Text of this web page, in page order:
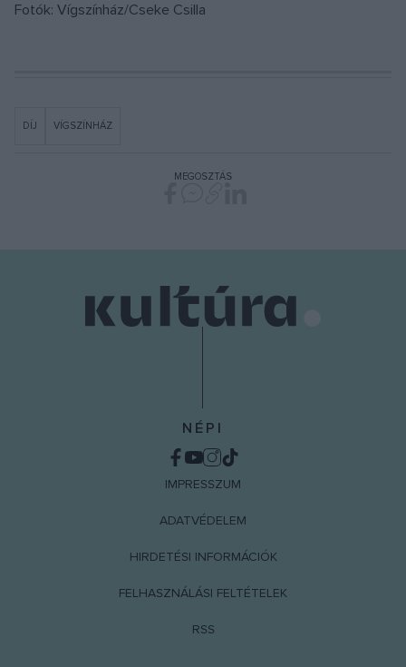
Fotók: Vígszínház/Cseke Csilla
DÍJ VÍGSZÍNHÁZ
MEGOSZTÁS
NÉPI
IMPRESSZUM
ADATVÉDELEM
HIRDETÉSI INFORMÁCIÓK
FELHASZNÁLÁSI FELTÉTELEK
RSS